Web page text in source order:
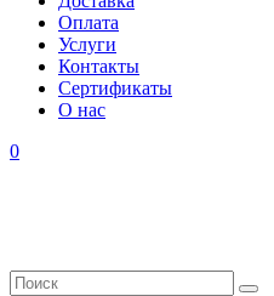
Оплата
Услуги
Контакты
Cертификаты
О нас
0